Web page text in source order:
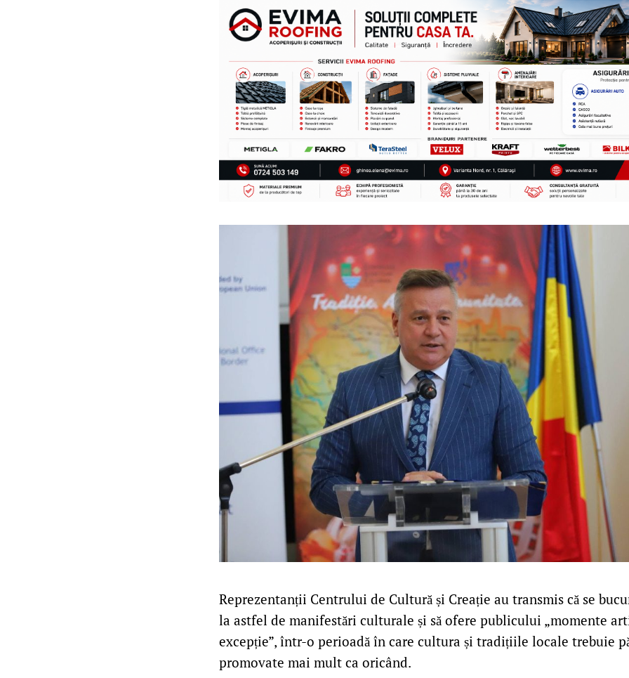
Reprezentanții Centrului de Cultură și Creație au transmis că se
la astfel de manifestări culturale și să ofere publicului „momente
excepție”, într-o perioadă în care cultura și tradițiile locale trebuie
promovate mai mult ca oricând.